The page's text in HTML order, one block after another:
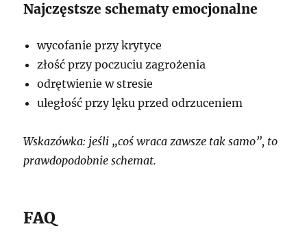
Najczęstsze schematy emocjonalne
wycofanie przy krytyce
złość przy poczuciu zagrożenia
odrętwienie w stresie
uległość przy lęku przed odrzuceniem
Wskazówka: jeśli „coś wraca zawsze tak samo”, to
prawdopodobnie schemat.
FAQ